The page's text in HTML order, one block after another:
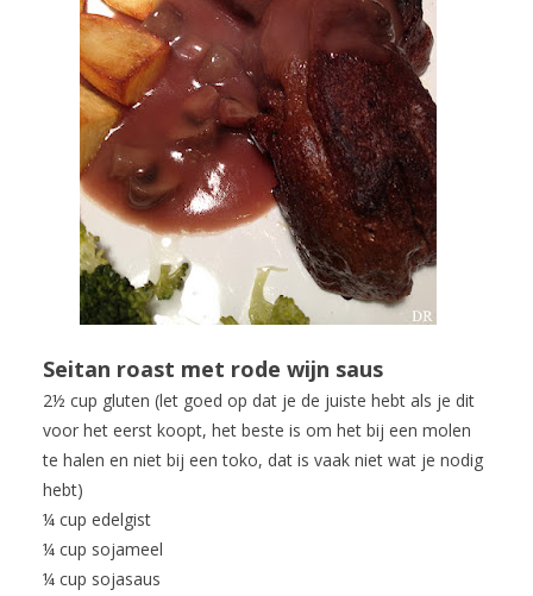
Seitan roast met rode wijn saus
2½ cup gluten (let goed op dat je de juiste hebt als je dit
voor het eerst koopt, het beste is om het bij een molen
te halen en niet bij een toko, dat is vaak niet wat je nodig
hebt)
¼ cup edelgist
¼ cup sojameel
¼ cup sojasaus